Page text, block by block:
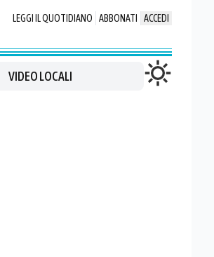
LEGGI IL QUOTIDIANO ABBONATI ACCEDI
VIDEO LOCALI